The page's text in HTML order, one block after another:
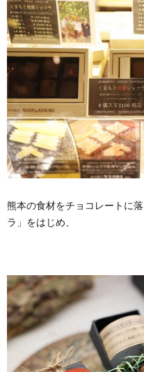
熊本の食材をチョコレートに
ラ」をはじめ、